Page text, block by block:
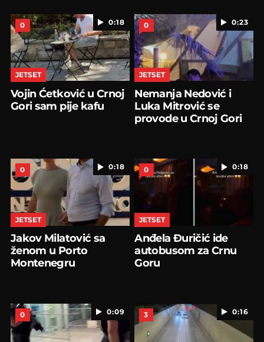
0:18
0
JETSET
Vojin Ćetković u Crnoj
Gori sam pije kafu
0:23
0
JETSET
Nemanja Nedović i
Luka Mitrović se
provode u Crnoj Gori
0:18
0
JETSET
Jakov Milatović sa
ženom u Porto
Montenegru
0:18
0
JETSET
Anđela Đuričić ide
autobusom za Crnu
Goru
0:09
0 0:16
3